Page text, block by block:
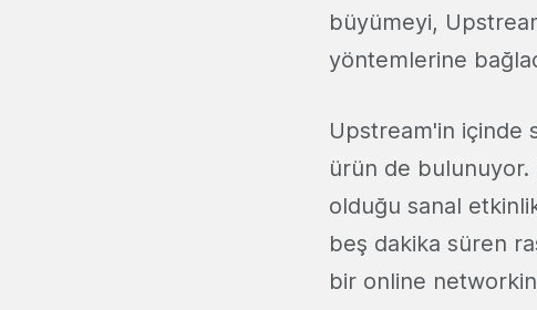
büyümeyi,
yöntemlerine
Upstream'in içinde
ürün de bulunuyor.
olduğu sanal
beş dakika süren
bir online